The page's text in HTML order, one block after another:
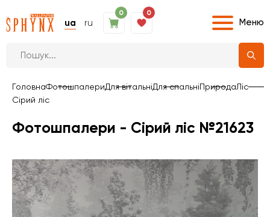
ua ru
0 0
Меню
ГоловнаФотошпалериДля вітальніДля спальніПриродаЛіс
Сірий ліс
Фотошпалери - Сірий ліс №21623